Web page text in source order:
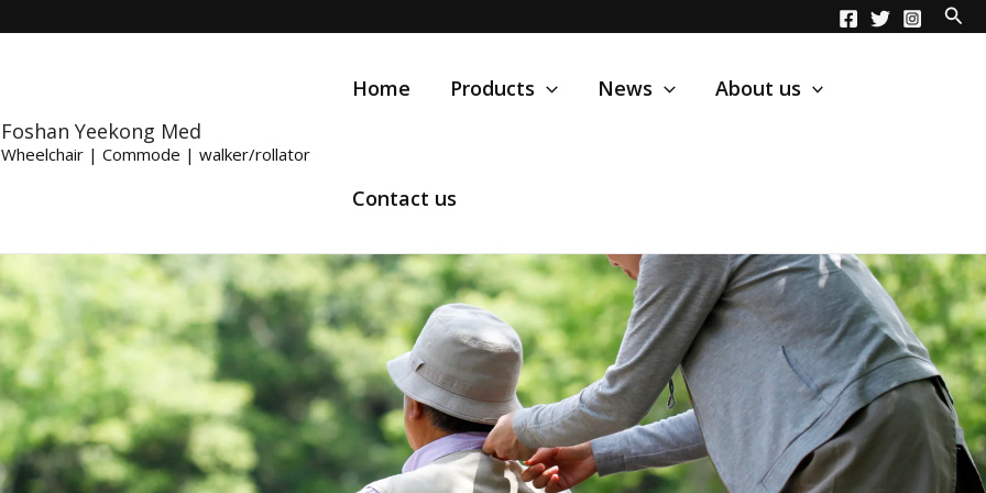
Foshan Yeekong Med
Wheelchair | Commode | walker/rollator
Home Products News About us
Contact us